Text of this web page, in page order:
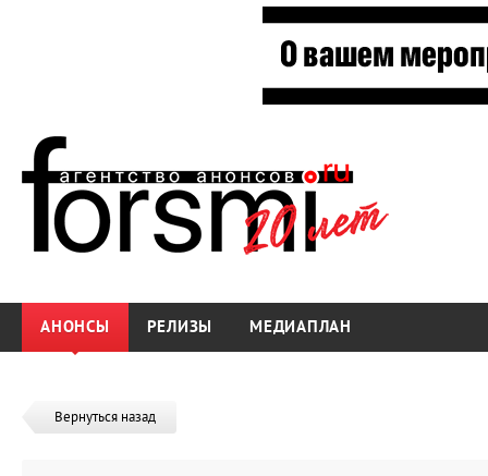
АНОНСЫ РЕЛИЗЫ МЕДИАПЛАН
Вернуться назад